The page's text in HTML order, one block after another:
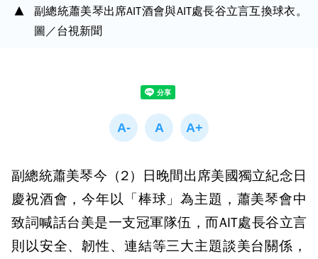
副總統蕭美琴出席AIT酒會與AIT處長谷立言互換球衣。
圖／台視新聞
副總統蕭美琴今（2）日晚間出席美國獨立紀念日
慶祝酒會，今年以「棒球」為主題，蕭美琴會中
致詞喊話台美是一支冠軍隊伍，而AIT處長谷立言
則以安全、韌性、連結等三大主題談美台關係，